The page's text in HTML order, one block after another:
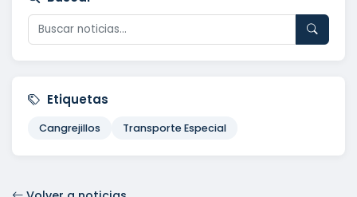
Etiquetas
Cangrejillos Transporte Especial